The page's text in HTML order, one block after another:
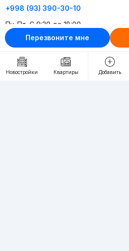
Перезвоните мне
Новостройки Квартиры Добавить
+998 (93) 390-30-10
Пн-Пт. С 9:30 до 18:00
RU UZ
Контакты